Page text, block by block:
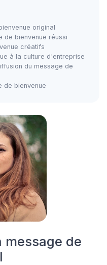
original
de bienvenue réussi
créatifs
à la culture d'entreprise
du message de
de bienvenue
de